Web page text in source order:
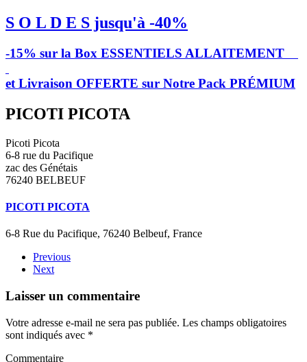
S O L D E S jusqu'à -40%
-15% sur la Box ESSENTIELS ALLAITEMENT
et Livraison OFFERTE sur Notre Pack PRÉMIUM
PICOTI PICOTA
Picoti Picota
6-8 rue du Pacifique
zac des Génétais
76240 BELBEUF
PICOTI PICOTA
6-8 Rue du Pacifique, 76240 Belbeuf, France
Previous
Next
Laisser un commentaire
Votre adresse e-mail ne sera pas publiée. Les champs obligatoires
sont indiqués avec *
Commentaire